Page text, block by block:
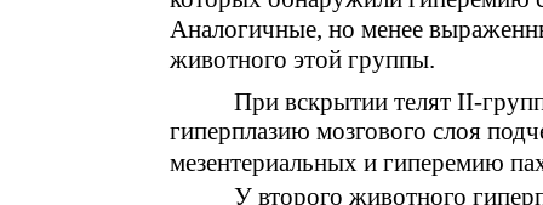
Аналогичные, но менее
животного этой группы.
При вскрытии телят II-
гиперплазию мозгового слоя
мезентериальных и гиперемию
У второго животного